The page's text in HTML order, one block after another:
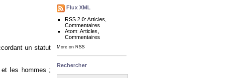
un statut
les hommes ;
Flux XML
RSS 2.0:Articles,
Commentaires
Atom:Articles,
Commentaires
More on RSS
Rechercher